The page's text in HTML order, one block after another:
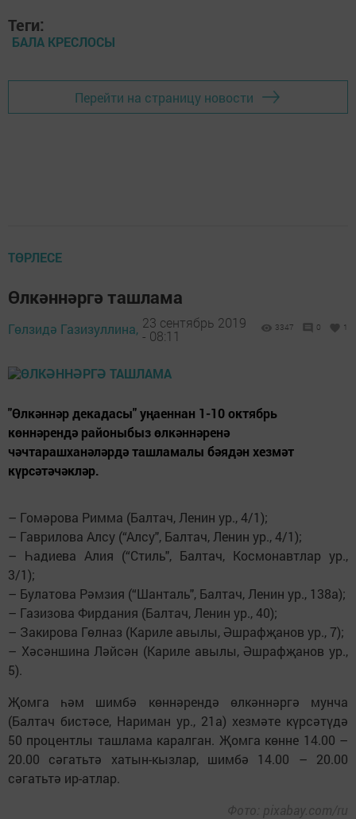
Теги:
БАЛА КРЕСЛОСЫ
Перейти на страницу новости
ТӨРЛЕСЕ
Өлкәннәргә ташлама
Гөлзидә Газизуллина, 23 сентябрь 2019
- 08:11
3347 0 1
"Өлкәннәр декадасы" уңаеннан 1-10 октябрь
көннәрендә районыбыз өлкәннәренә
чәчтарашханәләрдә ташламалы бәядән хезмәт
күрсәтәчәкләр.
– Гомәрова Римма (Балтач, Ленин ур., 4/1);
– Гаврилова Алсу (“Алсу", Балтач, Ленин ур., 4/1);
– Һадиева Алия (“Стиль", Балтач, Космонавтлар ур.,
3/1);
– Булатова Рәмзия (“Шанталь", Балтач, Ленин ур., 138а);
– Газизова Фирдания (Балтач, Ленин ур., 40);
– Закирова Гөлназ (Кариле авылы, Әшрафҗанов ур., 7);
– Хәсәншина Ләйсән (Кариле авылы, Әшрафҗанов ур.,
5).
Җомга һәм шимбә көннәрендә өлкәннәргә мунча
(Балтач бистәсе, Нариман ур., 21а) хезмәте күрсәтүдә
50 процентлы ташлама каралган. Җомга көнне 14.00 –
20.00 сәгатьтә хатын-кызлар, шимбә 14.00 – 20.00
сәгатьтә ир-атлар.
Фото: pixabay.com/ru